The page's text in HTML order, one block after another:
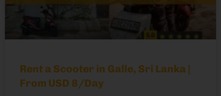
Rent a Scooter in Galle, Sri Lanka |
From USD 8/Day